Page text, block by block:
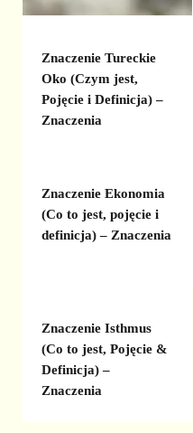
Znaczenie Tureckie
Oko (Czym jest,
Pojęcie i Definicja) –
Znaczenia
Znaczenie Ekonomia
(Co to jest, pojęcie i
definicja) – Znaczenia
Znaczenie Isthmus
(Co to jest, Pojęcie &
Definicja) –
Znaczenia